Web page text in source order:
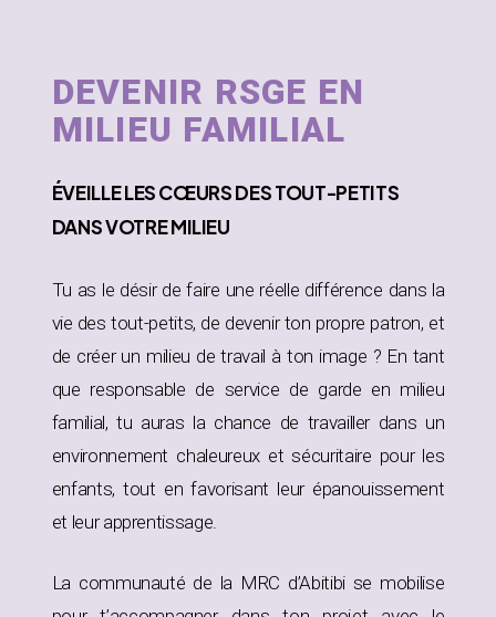
DEVENIR RSGE EN
MILIEU FAMILIAL
ÉVEILLELES CŒURS DES TOUT-PETITS
DANSVOTRE MILIEU
Tu as le désir de faire une réelle différence dans la
vie des tout-petits, de devenir ton propre patron, et
de créer un milieu de travail à ton image ? En tant
que responsable de service de garde en milieu
familial, tu auras la chance de travailler dans un
environnement chaleureux et sécuritaire pour les
enfants, tout en favorisant leur épanouissement
et leur apprentissage.
La communauté de la MRC d’Abitibi se mobilise